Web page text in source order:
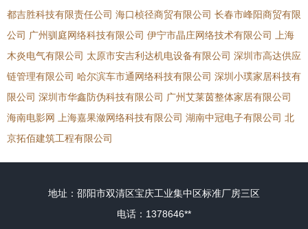
都吉胜科技有限责任公司 海口桢径商贸有限公司 长春市峰阳商贸有限
公司 广州驯庭网络科技有限公司 伊宁市晶庄网络技术有限公司
上海
木炎电气有限公司 太原市安吉利达机电设备有限公司 深圳市高达供应
链管理有限公司 哈尔滨车市通网络科技有限公司 深圳小璞家居科技有
限公司 深圳市华鑫防伪科技有限公司 广州艾莱茵整体家居有限公司
海南电影网
上海嘉果潋网络科技有限公司 湖南中冠电子有限公司 北
京拓佰建筑工程有限公司
地址：邵阳市双清区宝庆工业集中区标准厂房三区
电话：1378646**